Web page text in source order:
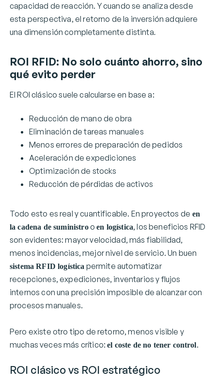
capacidad de reacción. Y cuando se analiza desde
esta perspectiva, el retorno de la inversión adquiere
una dimensión completamente distinta.
ROI RFID: No solo cuánto ahorro, sino
qué evito perder
El ROI clásico suele calcularse en base a:
Reducción de mano de obra
Eliminación de tareas manuales
Menos errores de preparación de pedidos
Aceleración de expediciones
Optimización de stocks
Reducción de pérdidas de activos
Todo esto es real y cuantificable. En proyectos de en
la cadena de suministrooen logística, los beneficios RFID
son evidentes: mayor velocidad, más fiabilidad,
menos incidencias, mejor nivel de servicio. Un buen
sistema RFID logística permite automatizar
recepciones, expediciones, inventarios y flujos
internos con una precisión imposible de alcanzar con
procesos manuales.
Pero existe otro tipo de retorno, menos visible y
muchas veces más crítico:el coste de no tener control.
ROI clásico vs ROI estratégico